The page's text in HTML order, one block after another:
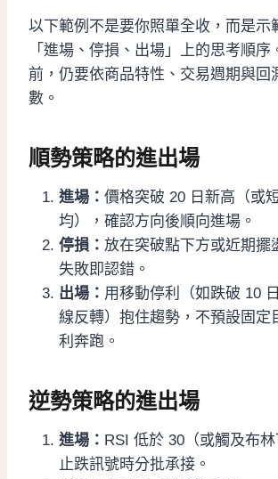
以下範例不是要你照單全收，而是示
「進場、停損、出場」上的思考順序
前，仍要依商品特性、交易週期與回
數。
順勢策略的進出場
進場： 價格突破 20 日新高（或
均），確認方向後順向進場。
停損： 放在突破點下方或近期擺
失敗即認錯。
出場： 用移動停利（如跌破 10
線反轉）抱住趨勢，不預設固定
利奔跑。
逆勢策略的進出場
進場： RSI 低於 30（或觸及布
止跌訊號時分批承接。